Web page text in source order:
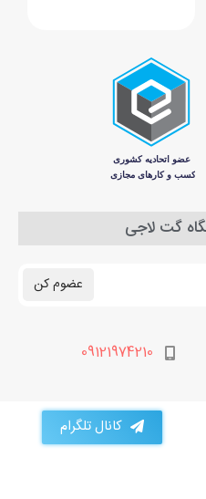
گت لاجی
عضوم کن
09121974210
کانال تلگرام